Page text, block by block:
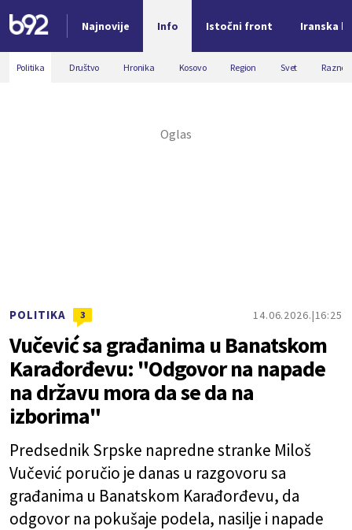
Najnovije Info Istočni front Iranska
Nova vest
Politika Društvo Hronika Kosovo Region Svet Razno
POLITIKA 3 14.06.2026. 16:25
Vučević sa građanima u Banatskom
Karađorđevu: "Odgovor na napade
na državu mora da se da na
izborima"
Predsednik Srpske napredne stranke Miloš
Vučević poručio je danas u razgovoru sa
građanima u Banatskom Karađorđevu, da
odgovor na pokušaje podela, nasilje i napade